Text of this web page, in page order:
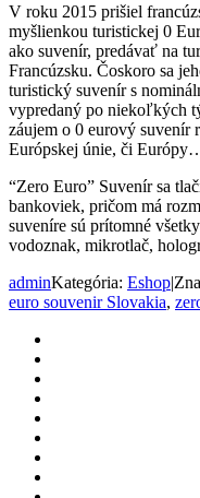
V roku 2015 prišiel
myšlienkou turistickej 0
ako suvenír, predávať na
Francúzsku. Čoskoro sa
turistický suvenír s
vypredaný po niekoľkých
záujem o 0 eurový suvenír
Európskej únie, či
“Zero Euro” Suvenír sa
bankoviek, pričom má
suveníre sú prítomné
vodoznak, mikrotlač,
adminKategória: Eshop|
euro souvenir Slovakia,